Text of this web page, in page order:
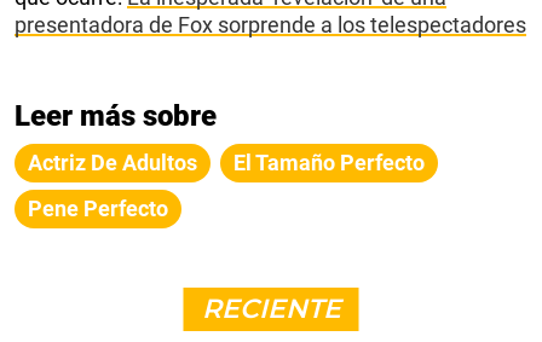
presentadora de Fox sorprende a los telespectadores
Leer más sobre
Actriz De Adultos
El Tamaño Perfecto
Pene Perfecto
RECIENTE